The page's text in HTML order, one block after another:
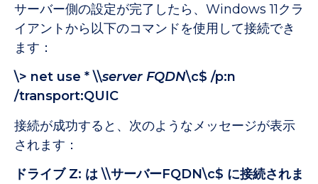
サーバー側の設定が完了したら、Windows 11クラ
イアントから以下のコマンドを使用して接続でき
ます：
\> net use * \\server FQDN\c$ /p:n
/transport:QUIC
接続が成功すると、次のようなメッセージが表示
されます：
ドライブ Z: は \\サーバーFQDN\c$ に接続されま